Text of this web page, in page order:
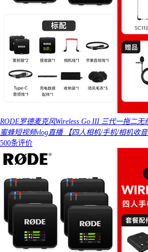
RODE罗德麦克风Wireless Go III 三代一拖二
蜜蜂短视频vlog直播 【四人相机/手机/相机收音
500条评价